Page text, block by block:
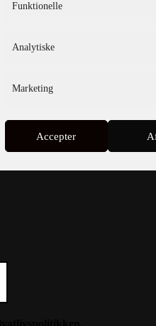
Funktionelle
Analytiske
Marketing
Accepter
dig
nyhedsbrev